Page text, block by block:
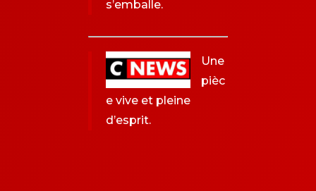
s’emballe.
Une
pièc
e vive et pleine
d’esprit.